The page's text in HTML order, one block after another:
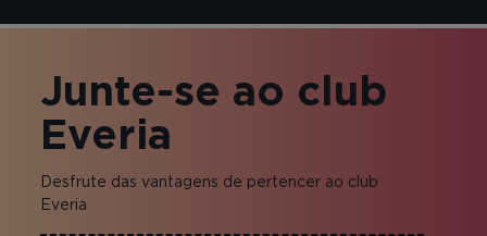
Junte-se ao club
Everia
Desfrute das vantagens de pertencer ao club
Everia